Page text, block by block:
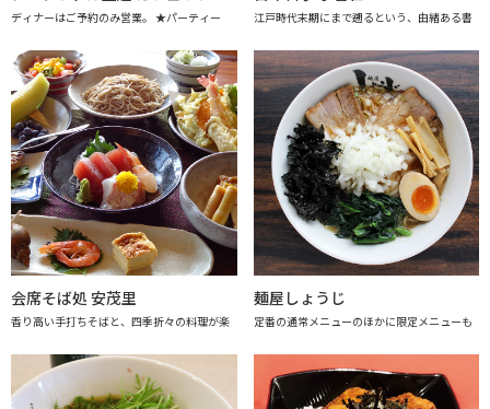
ディナーはご予約のみ営業。 ★パーティー 江戸時代末期にまで遡るという、由緒ある書
会席そば処 安茂里
香り高い手打ちそばと、四季折々の料理が楽
麺屋しょうじ
定番の通常メニューのほかに限定メニューも